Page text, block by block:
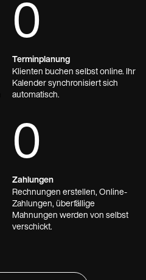
0
Terminplanung
Klienten buchen selbst online. Ihr
Kalender synchronisiert sich
automatisch.
0
Zahlungen
Rechnungen erstellen, Online-
Zahlungen, überfällige
Mahnungen werden von selbst
verschickt.